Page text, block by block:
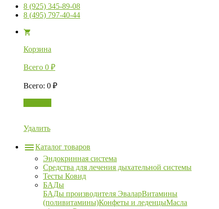
8 (925) 345-89-08
8 (495) 797-40-44
Корзина
Всего 0 ₽
Всего: 0 ₽
Удалить
Каталог товаров
Эндокринная система
Средства для лечения дыхательной системы
Тесты Ковид
БАДы
БАДы производителя ЭваларВитамины
(поливитамины)Конфеты и леденцыМасла